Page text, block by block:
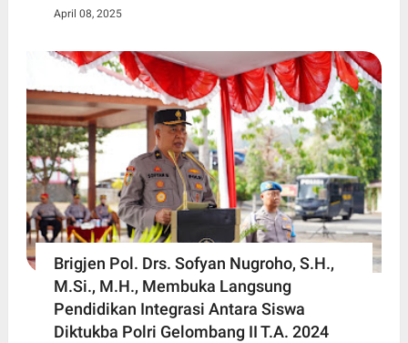
April 08, 2025
Brigjen Pol. Drs. Sofyan Nugroho, S.H.,
M.Si., M.H., Membuka Langsung
Pendidikan Integrasi Antara Siswa
Diktukba Polri Gelombang II T.A. 2024